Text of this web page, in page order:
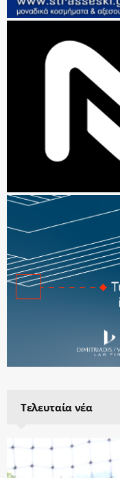
Τελευταία νέα